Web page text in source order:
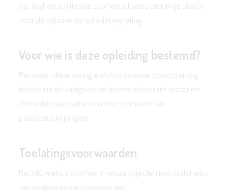
op, legt verschillende soorten schades vast en je staat in
voor de bijhorende schadebegroting.
Voor wie is deze opleiding bestemd?
Personen die ervaring en/of voldoende vooropleiding
hebben in de vastgoed- of andere relevante sector en
zich willen specialiseren in het opmaken van
plaatsbeschrijvingen.
Toelatingsvoorwaarden
Rechtstreeks instromen in keuzetrajecten kan onder één
van onderstaande voorwaarden: